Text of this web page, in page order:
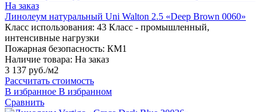
На заказ
Линолеум натуральный Uni Walton 2.5 «Deep Brown 0060»
Класс использования: 43 Класс - промышленный,
интенсивные нагрузки
Пожарная безопасность: КМ1
Наличие товара: На заказ
3 137 руб./м2
Рассчитать стоимость
В избранное В избранном
Сравнить